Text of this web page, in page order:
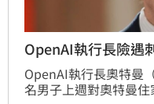
OpenAI執行長險遇
OpenAI執行長奧特曼
名男子上週對奧特曼